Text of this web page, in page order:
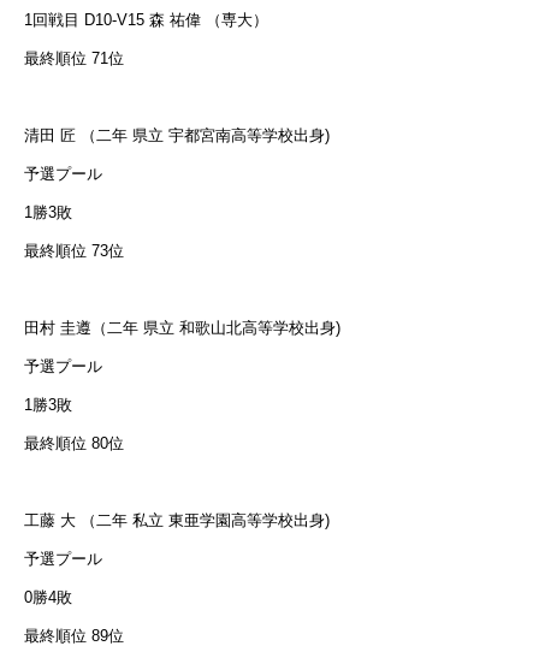
1回戦目 D10-V15 森 祐偉 （専大）
最終順位 71位
清田 匠 （二年 県立 宇都宮南高等学校出身)
予選プール
1勝3敗
最終順位 73位
田村 圭遵（二年 県立 和歌山北高等学校出身)
予選プール
1勝3敗
最終順位 80位
工藤 大 （二年 私立 東亜学園高等学校出身)
予選プール
0勝4敗
最終順位 89位